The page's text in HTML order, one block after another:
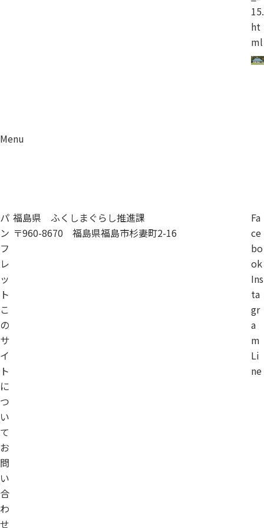
15.
ht
ml
Menu
パ
ン
フ
レ
ッ
ト
こ
の
サ
イ
ト
に
つ
い
て
お
問
い
合
わ
せ
福島県 ふくしまぐらし推進課
〒960-8670 福島県福島市杉妻町2-16
Fa
ce
bo
ok
Ins
ta
gr
a
m
Li
ne